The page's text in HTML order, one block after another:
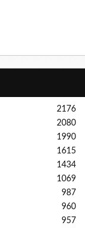
2176
2080
1990
1615
1434
1069
987
960
957